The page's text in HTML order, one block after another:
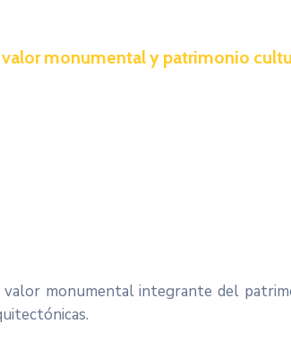
monumental y patrimonio
monumental integrante del